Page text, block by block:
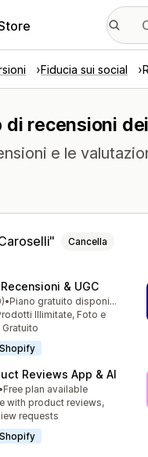
Fiducia sui social
di recensioni
e le
Cancella
& UGC
totali
•
Piano gratuito disponibile
Illimitate, Foto e
Reviews App & AI
totali
•Free plan available
with product reviews,
requests